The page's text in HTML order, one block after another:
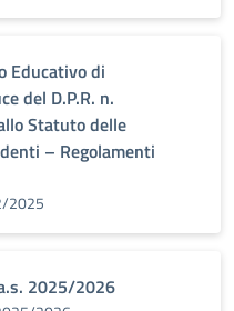
Educativo di
del D.P.R. n.
Statuto delle
– Regolamenti
2025
2025/2026